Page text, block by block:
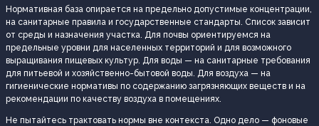
Нормативная база опирается на предельно допустимые концентрации,
на санитарные правила и государственные стандарты. Список зависит
от среды и назначения участка. Для почвы ориентируемся на
предельные уровни для населенных территорий и для возможного
выращивания пищевых культур. Для воды — на санитарные требования
для питьевой и хозяйственно-бытовой воды. Для воздуха — на
гигиенические нормативы по содержанию загрязняющих веществ и на
рекомендации по качеству воздуха в помещениях.
Не пытайтесь трактовать нормы вне контекста. Одно дело — фоновые